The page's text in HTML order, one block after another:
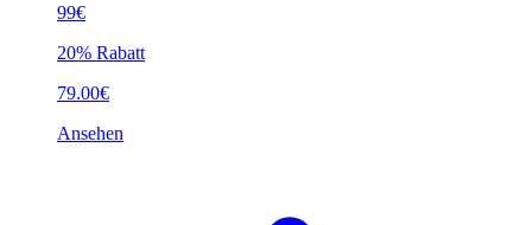
99€
20% Rabatt
79.00€
Ansehen